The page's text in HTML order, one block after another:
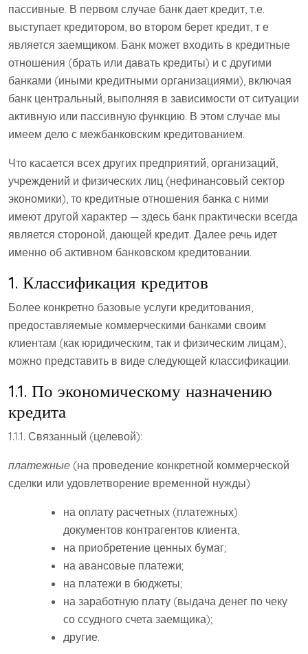
пассивные. В первом случае банк дает кредит, т.е.
выступает кредитором, во втором берет кредит, т е
является заемщиком. Банк может входить в кредитные
отношения (брать или давать кредиты) и с другими
банками (иными кредитными организациями), включая
банк центральный, выполняя в зависимости от ситуации
активную или пассивную функцию. В этом случае мы
имеем дело с межбанковским кредитованием.
Что касается всех других предприятий, организаций,
учреждений и физических лиц (нефинансовый сектор
экономики), то кредитные отношения банка с ними
имеют другой характер — здесь банк практически всегда
является стороной, дающей кредит. Далее речь идет
именно об активном банковском кредитовании.
1. Классификация кредитов
Более конкретно базовые услуги кредитования,
предоставляемые коммерческими банками своим
клиентам (как юридическим, так и физическим лицам),
можно представить в виде следующей классификации.
1.1. По экономическому назначению
кредита
1.1.1. Связанный (целевой):
платежные (на проведение конкретной коммерческой
сделки или удовлетворение временной нужды)
на оплату расчетных (платежных)
документов контрагентов клиента,
на приобретение ценных бумаг;
на авансовые платежи;
на платежи в бюджеты;
на заработную плату (выдача денег по чеку
со ссудного счета заемщика);
другие.